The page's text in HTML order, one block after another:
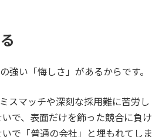
い「悔しさ」があるからです。
スマッチや深刻な採用難に苦労し
で、表面だけを飾った競合に負け
で「普通の会社」と埋もれてしま